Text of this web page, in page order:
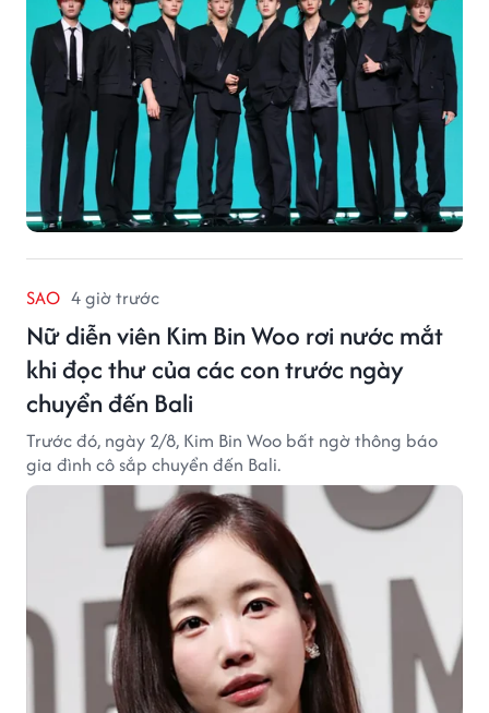
SAO 4 giờ trước
Nữ diễn viên Kim Bin Woo rơi nước mắt
khi đọc thư của các con trước ngày
chuyển đến Bali
Trước đó, ngày 2/8, Kim Bin Woo bất ngờ thông báo
gia đình cô sắp chuyển đến Bali.